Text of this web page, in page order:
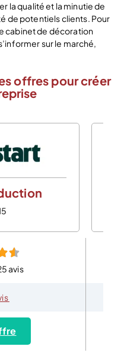
la qualité et la minutie de
de potentiels clients. Pour
cabinet de décoration
sur le marché,
offres pour créer
avis